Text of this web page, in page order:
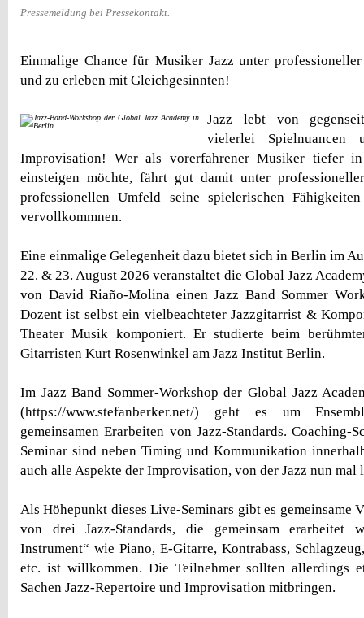
Pressemeldung bei Pressekontakt.
Einmalige Chance für Musiker Jazz unter
und zu erleben mit Gleichgesinnten!
Jazz lebt von
vielerlei
Improvisation! Wer als vorerfahrener Musiker tiefer in
einsteigen möchte, fährt gut damit unter
professionellen Umfeld seine spielerischen
vervollkommnen.
Eine einmalige Gelegenheit dazu bietet sich in Berlin im
22. & 23. August 2026 veranstaltet die Global Jazz
von David Riaño-Molina einen Jazz Band Sommer
Dozent ist selbst ein vielbeachteter Jazzgitarrist &
Theater Musik komponiert. Er studierte beim
Gitarristen Kurt Rosenwinkel am Jazz Institut Berlin.
Im Jazz Band Sommer-Workshop der Global Jazz
(https://www.stefanberker.net/) geht es um
gemeinsamen Erarbeiten von Jazz-Standards. Coaching-
Seminar sind neben Timing und Kommunikation
auch alle Aspekte der Improvisation, von der Jazz nun mal
Als Höhepunkt dieses Live-Seminars gibt es gemeinsame
von drei Jazz-Standards, die gemeinsam erarbeitet
Instrument“ wie Piano, E-Gitarre, Kontrabass,
etc. ist willkommen. Die Teilnehmer sollten allerdings
Sachen Jazz-Repertoire und Improvisation mitbringen.